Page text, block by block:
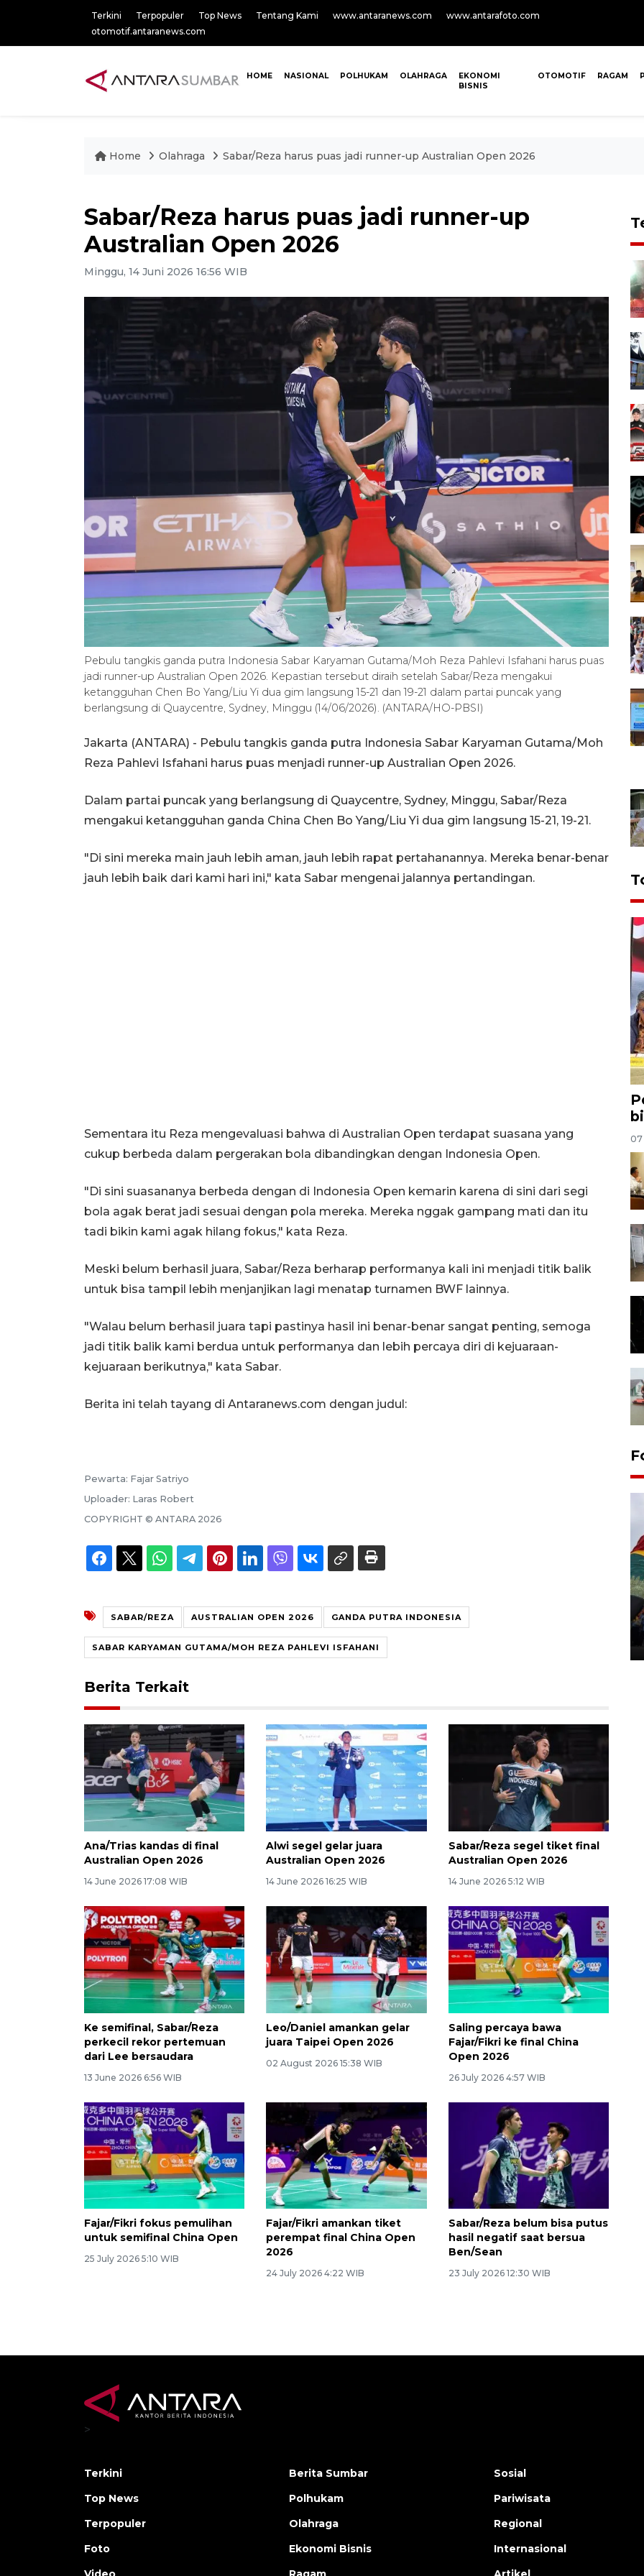
Terkini Terpopuler Top News Tentang Kami www.antaranews.com
www.antarafoto.com
otomotif.antaranews.com
HOME NASIONAL POLHUKAM OLAHRAGA
EKONOMI
BISNIS
OTOMOTIF RAGAM
Home Olahraga Sabar/Reza harus puas jadi runner-up Australian Open 2026
Sabar/Reza harus puas jadi runner-up
Australian Open 2026
Minggu, 14 Juni 2026 16:56 WIB
Pebulu tangkis ganda putra Indonesia Sabar Karyaman Gutama/Moh Reza Pahlevi Isfahani harus puas
jadi runner-up Australian Open 2026. Kepastian tersebut diraih setelah Sabar/Reza mengakui
ketangguhan Chen Bo Yang/Liu Yi dua gim langsung 15-21 dan 19-21 dalam partai puncak yang
berlangsung di Quaycentre, Sydney, Minggu (14/06/2026). (ANTARA/HO-PBSI)
Jakarta (ANTARA) - Pebulu tangkis ganda putra Indonesia Sabar Karyaman Gutama/Moh
Reza Pahlevi Isfahani harus puas menjadi runner-up Australian Open 2026.
Dalam partai puncak yang berlangsung di Quaycentre, Sydney, Minggu, Sabar/Reza
mengakui ketangguhan ganda China Chen Bo Yang/Liu Yi dua gim langsung 15-21, 19-21.
"Di sini mereka main jauh lebih aman, jauh lebih rapat pertahanannya. Mereka benar-benar
jauh lebih baik dari kami hari ini," kata Sabar mengenai jalannya pertandingan.
Sementara itu Reza mengevaluasi bahwa di Australian Open terdapat suasana yang
cukup berbeda dalam pergerakan bola dibandingkan dengan Indonesia Open.
"Di sini suasananya berbeda dengan di Indonesia Open kemarin karena di sini dari segi
bola agak berat jadi sesuai dengan pola mereka. Mereka nggak gampang mati dan itu
tadi bikin kami agak hilang fokus," kata Reza.
Meski belum berhasil juara, Sabar/Reza berharap performanya kali ini menjadi titik balik
untuk bisa tampil lebih menjanjikan lagi menatap turnamen BWF lainnya.
"Walau belum berhasil juara tapi pastinya hasil ini benar-benar sangat penting, semoga
jadi titik balik kami berdua untuk performanya dan lebih percaya diri di kejuaraan-
kejuaraan berikutnya," kata Sabar.
Berita ini telah tayang di Antaranews.com dengan judul:
Pewarta: Fajar Satriyo
Uploader: Laras Robert
COPYRIGHT © ANTARA 2026
SABAR/REZA AUSTRALIAN OPEN 2026 GANDA PUTRA INDONESIA
SABAR KARYAMAN GUTAMA/MOH REZA PAHLEVI ISFAHANI
Berita Terkait
Ana/Trias kandas di final
Australian Open 2026
14 June 2026 17:08 WIB
Alwi segel gelar juara
Australian Open 2026
14 June 2026 16:25 WIB
Sabar/Reza segel tiket final
Australian Open 2026
14 June 2026 5:12 WIB
Ke semifinal, Sabar/Reza
perkecil rekor pertemuan
dari Lee bersaudara
13 June 2026 6:56 WIB
Leo/Daniel amankan gelar
juara Taipei Open 2026
02 August 2026 15:38 WIB
Saling percaya bawa
Fajar/Fikri ke final China
Open 2026
26 July 2026 4:57 WIB
Fajar/Fikri fokus pemulihan
untuk semifinal China Open
25 July 2026 5:10 WIB
Fajar/Fikri amankan tiket
perempat final China Open
2026
24 July 2026 4:22 WIB
Sabar/Reza belum bisa putus
hasil negatif saat bersua
Ben/Sean
23 July 2026 12:30 WIB
07
Penggantian konstruksi jalan
Lintas Sumatera di Sumbar
>
Terkini
Top News
Terpopuler
Foto
Berita Sumbar
Polhukam
Olahraga
Ekonomi Bisnis
Sosial
Pariwisata
Regional
Internasional